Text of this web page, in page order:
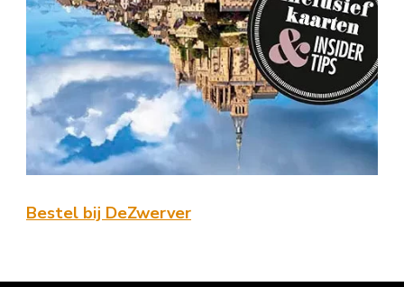
Bestel bij DeZwerver